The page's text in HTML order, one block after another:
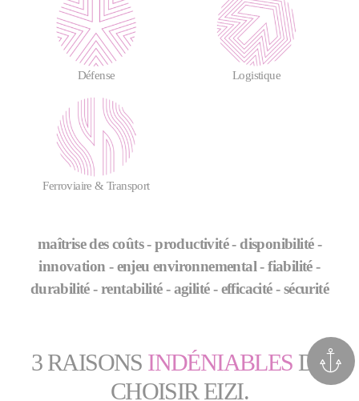
Défense Logistique
Ferroviaire & Transport
maîtrise des coûts - productivité - disponibilité -
innovation - enjeu environnemental - fiabilité -
durabilité - rentabilité - agilité - efficacité - sécurité
3 RAISONS INDÉNIABLES DE
CHOISIR EIZI.